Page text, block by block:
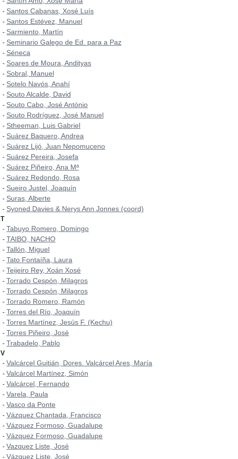
- Santos Cabanas, Xosé Luís
- Santos Estévez, Manuel
- Sarmiento, Martín
- Seminario Galego de Ed. para a Paz
- Séneca
- Soares de Moura, Andityas
- Sobral, Manuel
- Sotelo Navós, Anahí
- Souto Alcalde, David
- Souto Cabo, José António
- Souto Rodríguez, José Manuel
- Stheeman, Luis Gabriel
- Suárez Baquero, Andrea
- Suárez Lijó, Juan Nepomuceno
- Suárez Pereira, Josefa
- Suárez Piñeiro, Ana Mª
- Suárez Redondo, Rosa
- Sueiro Justel, Joaquín
- Suras, Alberte
- Syoned Davies & Nerys Ann Jonnes (coord)
T
- Tabuyo Romero, Domingo
- TAIBO, NACHO
- Tallón, Miguel
- Tato Fontaíña, Laura
- Teijeiro Rey, Xoán Xosé
- Torrado Cespón, Milagros
- Torrado Cespón, Milagros
- Torrado Romero, Ramón
- Torres del Río, Joaquín
- Torres Martínez, Jesús F. (Kechu)
- Torres Piñeiro, José
- Trabadelo, Pablo
V
- Valcárcel Guitián, Dores. Valcárcel Ares, María
- Valcárcel Martínez, Simón
- Valcárcel, Fernando
- Varela, Paula
- Vasco da Ponte
- Vázquez Chantada, Francisco
- Vázquez Formoso, Guadalupe
- Vázquez Formoso, Guadalupe
- Vazquez Liste, José
- Vázquez Liste, José